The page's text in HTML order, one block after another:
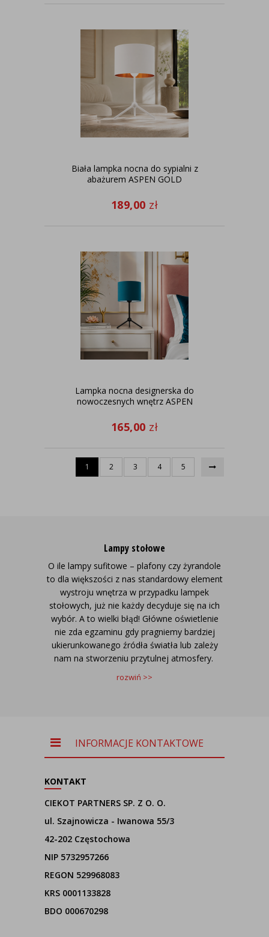
Biała lampka nocna do sypialni z
abażurem ASPEN GOLD
189,00 zł
Lampka nocna designerska do
nowoczesnych wnętrz ASPEN
165,00 zł
1 2 3 4 5
Lampy stołowe
O ile lampy sufitowe – plafony czy żyrandole
to dla większości z nas standardowy element
wystroju wnętrza w przypadku lampek
stołowych, już nie każdy decyduje się na ich
wybór. A to wielki błąd! Główne oświetlenie
nie zda egzaminu gdy pragniemy bardziej
ukierunkowanego źródła światła lub zależy
nam na stworzeniu przytulnej atmosfery.
rozwiń >>
INFORMACJE KONTAKTOWE
KONTAKT
CIEKOT PARTNERS SP. Z O. O.
ul. Szajnowicza - Iwanowa 55/3
42-202 Częstochowa
NIP 5732957266
REGON 529968083
KRS 0001133828
BDO 000670298